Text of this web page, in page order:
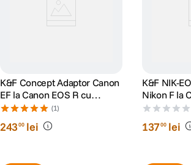
K&F Concept Adaptor Canon
EF la Canon EOS R cu
autofocus
(1)
24300 lei
K&F NIK-
Nikon F la
13700 lei